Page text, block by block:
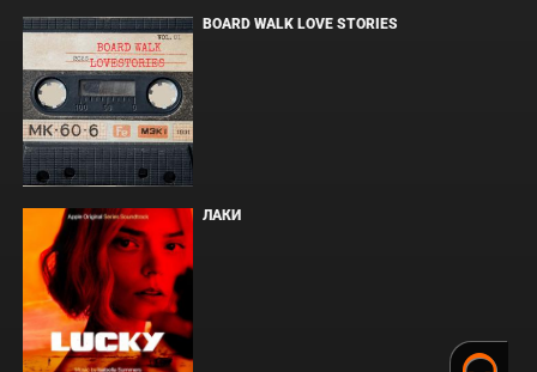
BOARD WALK LOVE STORIES
ЛАКИ